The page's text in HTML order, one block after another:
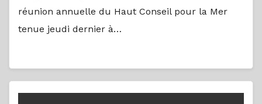
réunion annuelle du Haut Conseil pour la Mer
tenue jeudi dernier à…